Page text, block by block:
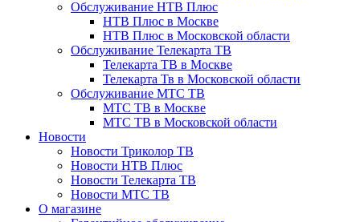
Обслуживание НТВ Плюс
НТВ Плюс в Москве
НТВ Плюс в Московской области
Обслуживание Телекарта ТВ
Телекарта ТВ в Москве
Телекарта Тв в Московской области
Обслуживание МТС ТВ
МТС ТВ в Москве
МТС ТВ в Московской области
Новости
Новости Триколор ТВ
Новости НТВ Плюс
Новости Телекарта ТВ
Новости МТС ТВ
О магазине